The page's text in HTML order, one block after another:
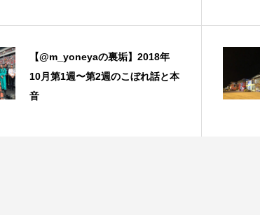
【@m_yoneyaの裏垢】2018年
10月第1週〜第2週のこぼれ話と本
音